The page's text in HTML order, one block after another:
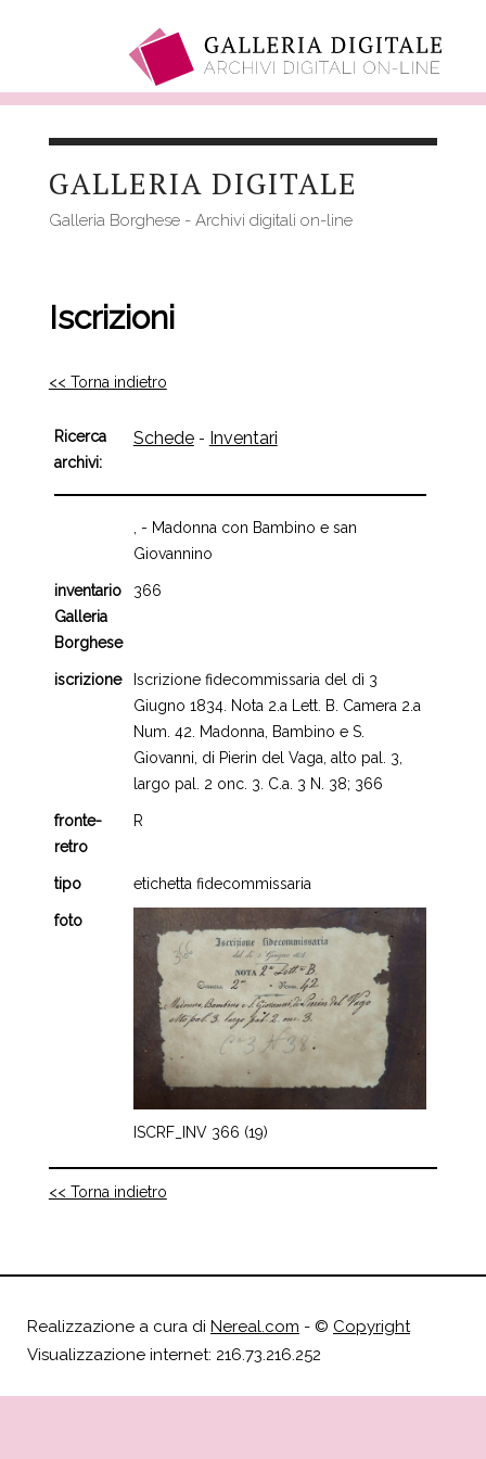
contenutoGALLERIA DIGITALE
Galleria Borghese - Archivi digitali on-line
Iscrizioni
<< Torna indietro
Ricerca
archivi:
Schede- Inventari
, - Madonna con Bambino e san
Giovannino
inventario
Galleria
Borghese
366
iscrizione
Iscrizione fidecommissaria del dì 3
Giugno 1834. Nota 2.a Lett. B. Camera 2.a
Num. 42. Madonna, Bambino e S.
Giovanni, di Pierin del Vaga, alto pal. 3,
largo pal. 2 onc. 3. C.a. 3 N. 38; 366
fronte-
retro
R
tipo etichetta fidecommissaria
foto
ISCRF_INV 366 (19)
<< Torna indietro
Realizzazione a cura di Nereal.com - © Copyright
Visualizzazione internet: 216.73.216.252